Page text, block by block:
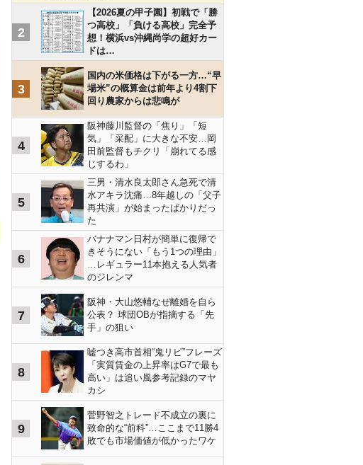
2
【2026夏の甲子園】初戦で「勝
つ高校」「負ける高校」完全予
想！横浜vs沖縄尚学の超好カー
ドは…
3
国内の米価格は下がる一方…“早
場米”の概算金は前年より4割下
回り農家からは悲鳴が
4
阪神藤川監督の「焦り」「短
気」「采配」に大きな不安…岡
田前監督もチクリ「崩れてる感
じするわ」
5
三男・清水良太郎さん急死で清
水アキラ沈痛…8年越しの「父子
再共演」が始まったばかりだっ
た
6
バナナマン日村が簡単に復帰で
きそうにない「もう1つの理由」
…レギュラー11本抱える人気者
のジレンマ
7
阪神・大山悠輔なぜ離婚を自ら
公表？ 球団OBが指摘する「先
手」の狙い
8
嘘つき高市首相“鬼リピ”フレーズ
「実質賃金の上昇率はG7で最も
高い」は追い風参考記録のマヤ
カシ
9
菅野智之トレード不成立の裏に
致命的な“前科”…ここまで11勝4
敗でも市場価値が低かったワケ